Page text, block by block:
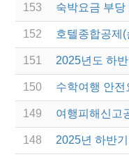
153 숙박요금 부당
152 호텔종합공제(
151 2025년도 하
150 수학여행 안
149 여행피해신고
148 2025년 하반